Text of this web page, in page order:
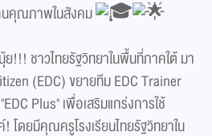
นคุณภาพในสังคม
!!! ชาวไทยรัฐวิทยาในพื้นที่ภาคใต้ มา
(EDC) ขยายทีม EDC Trainer
Plus" เพื่อเสริมแกร่งการใช้
โดยมีคุณครูโรงเรียนไทยรัฐวิทยาใน